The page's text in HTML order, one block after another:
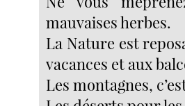
mauvaises herbes.
La Nature est
vacances et aux
Les montagnes,